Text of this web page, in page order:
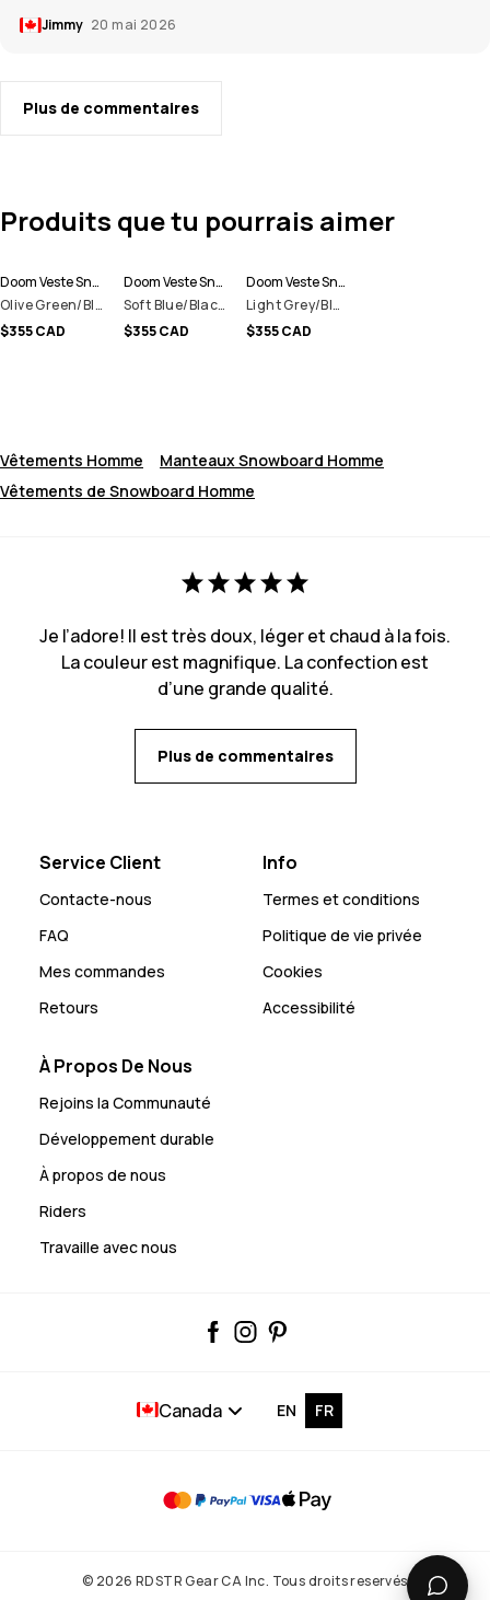
Jimmy 20 mai 2026
Plus de commentaires
Produits que tu pourrais aimer
Doom Veste Snowboard Homme
Olive Green/Black/Greenish
$355 CAD
Doom Veste Snowboard Homme
Soft Blue/Black/Dark Blue
$355 CAD
Doom Veste Snowboard Homme
Light Grey/Black/Burgundy
$355 CAD
Vêtements Homme
Manteaux Snowboard Homme
Vêtements de Snowboard Homme
Je l’adore! Il est très doux, léger et chaud à la fois.
La couleur est magnifique. La confection est
d’une grande qualité.
Plus de commentaires
Service Client
Contacte-nous
FAQ
Mes commandes
Retours
Info
Termes et conditions
Politique de vie privée
Cookies
Accessibilité
À Propos De Nous
Rejoins la Communauté
Développement durable
À propos de nous
Riders
Travaille avec nous
EN FR
Canada
© 2026 RDSTR Gear CA Inc. Tous droits reservés